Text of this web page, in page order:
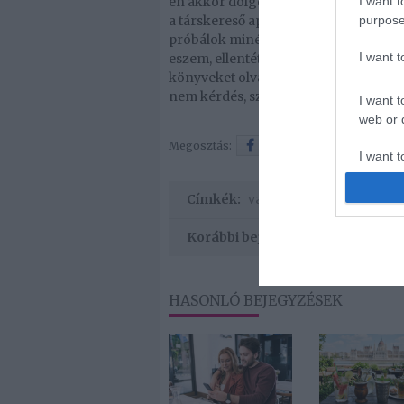
I want
I want
web or
I want
or app.
a társkereső applikáció. Most még
próbálok minél többet magammal
eszem, ellentétben a decemberi
könyveket olvasok, és próbálom
nem kérdés, szóval senki se
Megosztás:
Címkék: vallomás magánélet,
Korábbi bejegyzések
HASONLÓ BEJEGYZÉSEK